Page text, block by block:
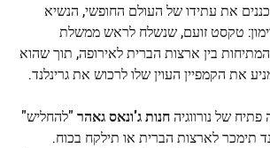
את עתידו של העולם החופשי, הנשיא
טקסט זועם, שנשלח לראש ממשלת
בין ארצות הברית לאירופה, תוך שהוא
את הקמפיין העוין שלו לרכוש את גרינלנד.
של נורווגיהחנות ג'ונאס גאהר "להחליש"
תימכר לארצות הברית או תילקח בכוח.